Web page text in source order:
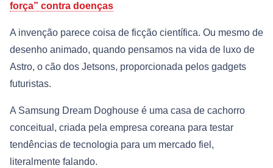
força” contra doenças
A invenção parece coisa de ficção científica. Ou mesmo de
desenho animado, quando pensamos na vida de luxo de
Astro, o cão dos Jetsons, proporcionada pelos gadgets
futuristas.
A Samsung Dream Doghouse é uma casa de cachorro
conceitual, criada pela empresa coreana para testar
tendências de tecnologia para um mercado fiel,
literalmente falando.